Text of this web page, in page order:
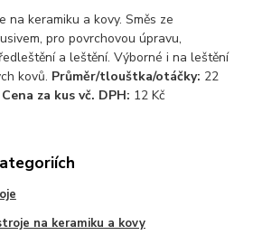
keramiku a kovy. Směs ze
pro povrchovou úpravu,
a leštění. Výborné i na leštění
kovů. Průměr/tlouštka/otáčky: 22
Cena za kus vč. DPH: 12 Kč
na keramiku a kovy